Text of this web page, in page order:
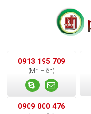
0913 195 709
(Mr. Hiền)
0909 000 476